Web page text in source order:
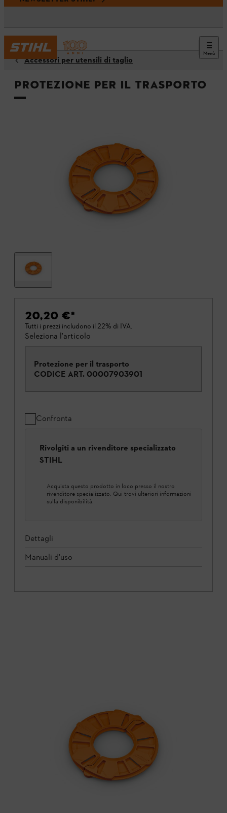
Menù
Accessori per utensili di taglio
Protezione per il trasporto
20,20 €*
Tutti i prezzi includono il 22% di IVA.
Seleziona l'articolo
Protezione per il trasporto
CODICE ART. 00007903901
Confronta
Rivolgiti a un rivenditore specializzato
STIHL
Acquista questo prodotto in loco presso il nostro
rivenditore specializzato. Qui trovi ulteriori informazioni
sulla disponibilità.
Dettagli
Manuali d'uso